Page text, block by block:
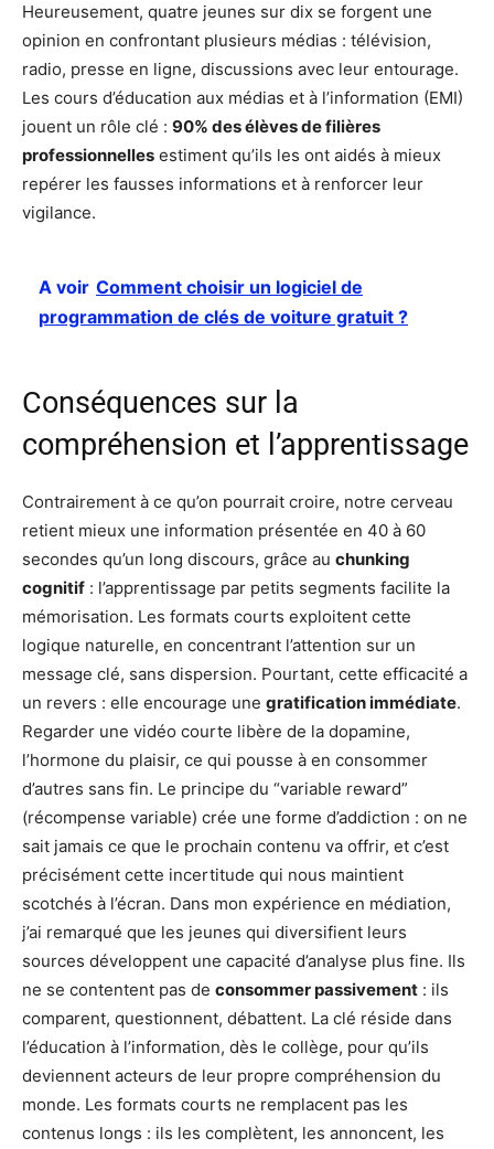
Heureusement, quatre jeunes sur dix se forgent une
opinion en confrontant plusieurs médias : télévision,
radio, presse en ligne, discussions avec leur entourage.
Les cours d’éducation aux médias et à l’information (EMI)
jouent un rôle clé : 90% des élèves de filières
professionnelles estiment qu’ils les ont aidés à mieux
repérer les fausses informations et à renforcer leur
vigilance.
A voir Comment choisir un logiciel de
programmation de clés de voiture gratuit ?
Conséquences sur la
compréhension et l’apprentissage
Contrairement à ce qu’on pourrait croire, notre cerveau
retient mieux une information présentée en 40 à 60
secondes qu’un long discours, grâce au chunking
cognitif : l’apprentissage par petits segments facilite la
mémorisation. Les formats courts exploitent cette
logique naturelle, en concentrant l’attention sur un
message clé, sans dispersion. Pourtant, cette efficacité a
un revers : elle encourage une gratification immédiate.
Regarder une vidéo courte libère de la dopamine,
l’hormone du plaisir, ce qui pousse à en consommer
d’autres sans fin. Le principe du “variable reward”
(récompense variable) crée une forme d’addiction : on ne
sait jamais ce que le prochain contenu va offrir, et c’est
précisément cette incertitude qui nous maintient
scotchés à l’écran. Dans mon expérience en médiation,
j’ai remarqué que les jeunes qui diversifient leurs
sources développent une capacité d’analyse plus fine. Ils
ne se contentent pas de consommer passivement : ils
comparent, questionnent, débattent. La clé réside dans
l’éducation à l’information, dès le collège, pour qu’ils
deviennent acteurs de leur propre compréhension du
monde. Les formats courts ne remplacent pas les
contenus longs : ils les complètent, les annoncent, les